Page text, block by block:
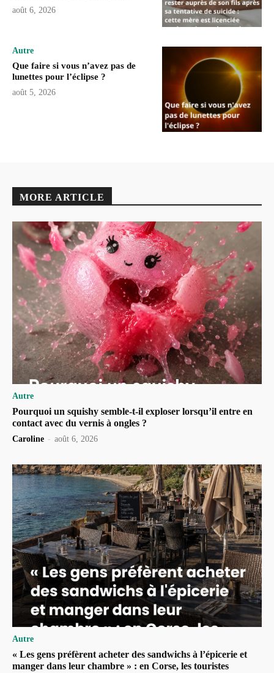
août 6, 2026
Autre
Que faire si vous n’avez pas de
lunettes pour l’éclipse ?
août 5, 2026
MORE ARTICLE
Autre
Pourquoi un squishy semble-t-il exploser lorsqu’il entre en
contact avec du vernis à ongles ?
Caroline - août 6, 2026
Autre
« Les gens préfèrent acheter des sandwichs à l’épicerie et
manger dans leur chambre » : en Corse, les touristes